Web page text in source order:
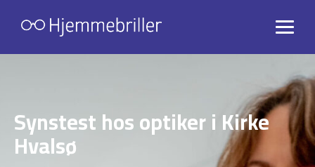
Synstest hos optiker i Kirke
Hvalsø